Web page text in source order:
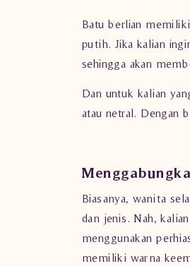
Batu berlian
putih. Jika kalian
sehingga akan
Dan untuk kalian
atau netral. Dengan
Biasanya, wanita
dan jenis. Nah,
menggunakan
memiliki warna